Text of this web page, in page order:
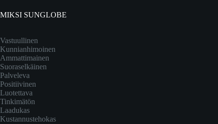
MIKSI SUNGLOBE
Vastuullinen
Kunnianhimoinen
Ammattimainen
Suoraselkäinen
Palveleva
Positiivinen
Luotettava
Tinkimätön
Laadukas
Kustannustehokas